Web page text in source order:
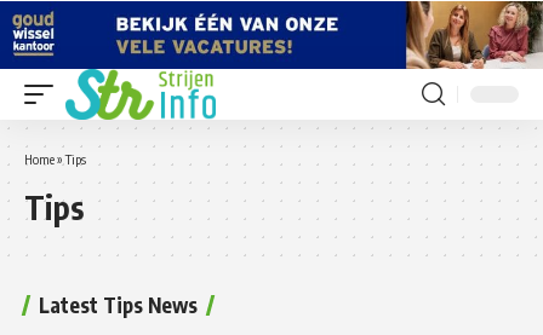
Home»Tips
Tips
Latest Tips News